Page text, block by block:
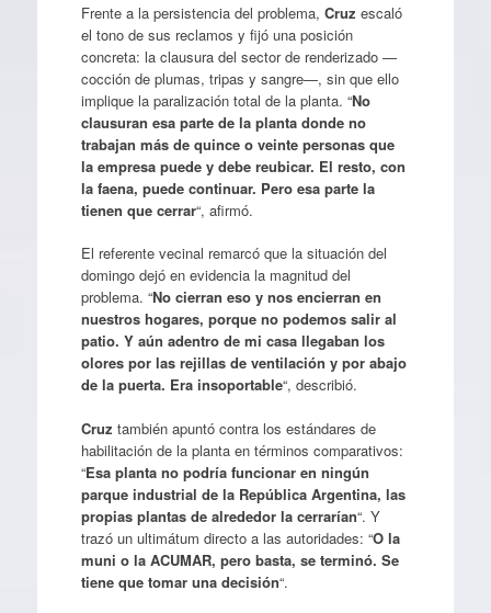
Frente a la persistencia del problema, Cruz escaló
el tono de sus reclamos y fijó una posición
concreta: la clausura del sector de renderizado —
cocción de plumas, tripas y sangre—, sin que ello
implique la paralización total de la planta. “No
clausuran esa parte de la planta donde no
trabajan más de quince o veinte personas que
la empresa puede y debe reubicar. El resto, con
la faena, puede continuar. Pero esa parte la
tienen que cerrar“, afirmó.
El referente vecinal remarcó que la situación del
domingo dejó en evidencia la magnitud del
problema. “No cierran eso y nos encierran en
nuestros hogares, porque no podemos salir al
patio. Y aún adentro de mi casa llegaban los
olores por las rejillas de ventilación y por abajo
de la puerta. Era insoportable“, describió.
Cruz también apuntó contra los estándares de
habilitación de la planta en términos comparativos:
“Esa planta no podría funcionar en ningún
parque industrial de la República Argentina, las
propias plantas de alrededor la cerrarían“. Y
trazó un ultimátum directo a las autoridades: “O la
muni o la ACUMAR, pero basta, se terminó. Se
tiene que tomar una decisión“.